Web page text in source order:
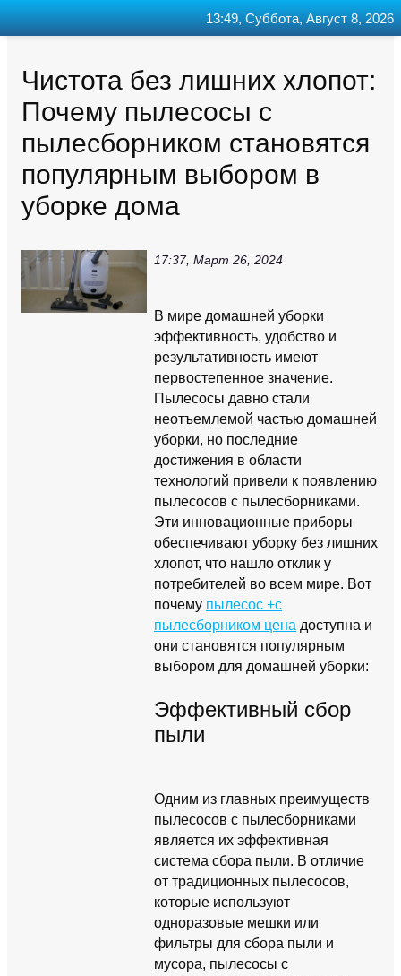
Чистота без лишних хлопот:
Почему пылесосы с
пылесборником становятся
популярным выбором в
уборке дома
17:37, Март 26, 2024
В мире домашней уборки
эффективность, удобство и
результативность имеют
первостепенное значение.
Пылесосы давно стали
неотъемлемой частью домашней
уборки, но последние
достижения в области
технологий привели к появлению
пылесосов с пылесборниками.
Эти инновационные приборы
обеспечивают уборку без лишних
хлопот, что нашло отклик у
потребителей во всем мире. Вот
почему пылесос +с
пылесборником цена доступна и
они становятся популярным
выбором для домашней уборки:
Эффективный сбор
пыли
Одним из главных преимуществ
пылесосов с пылесборниками
является их эффективная
система сбора пыли. В отличие
от традиционных пылесосов,
которые используют
одноразовые мешки или
фильтры для сбора пыли и
мусора, пылесосы с
13:49, Суббота, Август 8, 2026